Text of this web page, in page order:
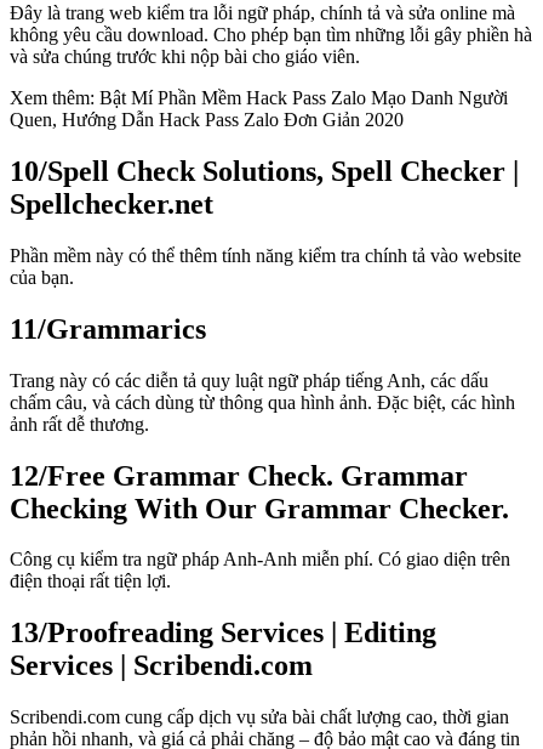
Đây là trang web kiểm tra lỗi ngữ pháp, chính tả và sửa online mà
không yêu cầu download. Cho phép bạn tìm những lỗi gây phiền hà
và sửa chúng trước khi nộp bài cho giáo viên.
Xem thêm: Bật Mí Phần Mềm Hack Pass Zalo Mạo Danh Người
Quen, Hướng Dẫn Hack Pass Zalo Đơn Giản 2020
10/Spell Check Solutions, Spell Checker |
Spellchecker.net
Phần mềm này có thể thêm tính năng kiểm tra chính tả vào website
của bạn.
11/Grammarics
Trang này có các diễn tả quy luật ngữ pháp tiếng Anh, các dấu
chấm câu, và cách dùng từ thông qua hình ảnh. Đặc biệt, các hình
ảnh rất dễ thương.
12/Free Grammar Check. Grammar
Checking With Our Grammar Checker.
Công cụ kiểm tra ngữ pháp Anh-Anh miễn phí. Có giao diện trên
điện thoại rất tiện lợi.
13/Proofreading Services | Editing
Services | Scribendi.com
Scribendi.com cung cấp dịch vụ sửa bài chất lượng cao, thời gian
phản hồi nhanh, và giá cả phải chăng – độ bảo mật cao và đáng tin